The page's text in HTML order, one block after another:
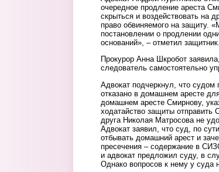
очередное продление ареста
скрыться и воздействовать на
право обвиняемого на защиту.
постановлении о продлении
оснований», – отметил защитник.
Прокурор Анна Шкробот
следователь самостоятельно
Адвокат подчеркнул, что судом
отказано в домашнем аресте
домашнем аресте Смирнову,
ходатайство защиты отправить
друга Николая Матросова не
Адвокат заявил, что суд, по
отбывать домашний арест и
пресечения – содержание в
и адвокат предложил суду, в
Однако вопросов к нему у суда